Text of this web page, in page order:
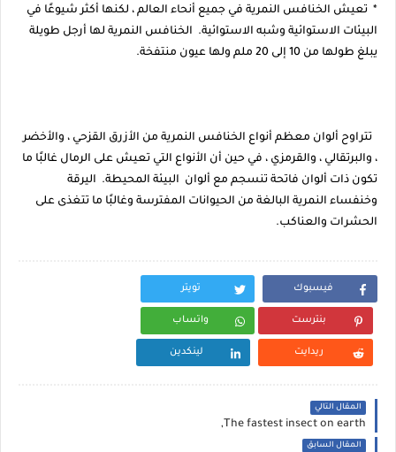
* تعيش الخنافس النمرية في جميع أنحاء العالم ، لكنها أكثر شيوعًا في
البيئات الاستوائية وشبه الاستوائية. الخنافس النمرية لها أرجل طويلة
يبلغ طولها من 10 إلى 20 ملم ولها عيون منتفخة.
تتراوح ألوان معظم أنواع الخنافس النمرية من الأزرق القزحي ، والأخضر
، والبرتقالي ، والقرمزي ، في حين أن الأنواع التي تعيش على الرمال غالبًا ما
تكون ذات ألوان فاتحة تنسجم مع ألوان البيئة المحيطة. اليرقة
وخنفساء النمرية البالغة من الحيوانات المفترسة وغالبًا ما تتغذى على
الحشرات والعناكب.
فيسبوك تويتر
بنترست واتساب
ريدايت لينكدين
المقال التالي
The fastest insect on earth,
المقال السابق